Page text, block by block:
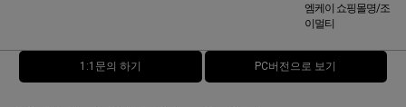
엠케이 쇼핑몰명/조
이멀티
1:1문의 하기 PC버전으로 보기